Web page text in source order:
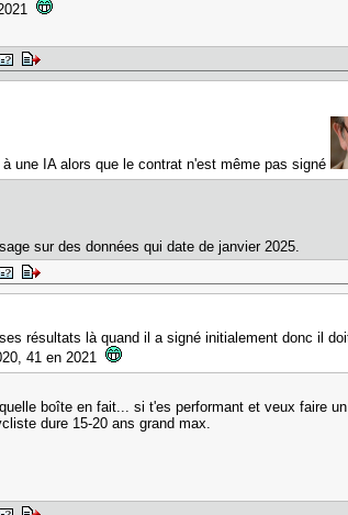
2021
à une IA alors que le contrat n'est même pas signé
sur des données qui date de janvier 2025.
ses résultats là quand il a signé initialement donc il
41 en 2021
boîte en fait... si t'es performant et veux faire
dure 15-20 ans grand max.